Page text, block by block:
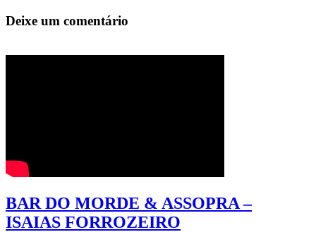
Deixe um comentário
BAR DO MORDE & ASSOPRA –
ISAIAS FORROZEIRO